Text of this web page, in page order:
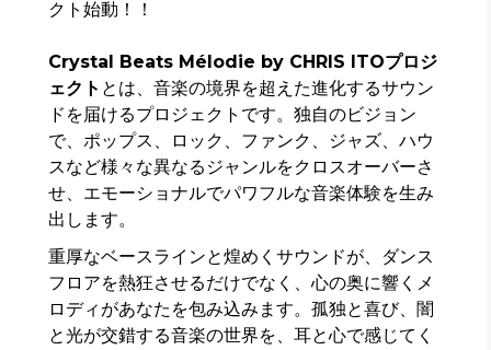
クト始動！！
Crystal Beats Mélodie by CHRIS ITOプロジ
ェクト とは、音楽の境界を超えた進化するサウン
ドを届けるプロジェクトです。独自のビジョン
で、ポップス、ロック、ファンク、ジャズ、ハウ
スなど様々な異なるジャンルをクロスオーバーさ
せ、エモーショナルでパワフルな音楽体験を生み
出します。
重厚なベースラインと煌めくサウンドが、ダンス
フロアを熱狂させるだけでなく、心の奥に響くメ
ロディがあなたを包み込みます。孤独と喜び、闇
と光が交錯する音楽の世界を、耳と心で感じてく